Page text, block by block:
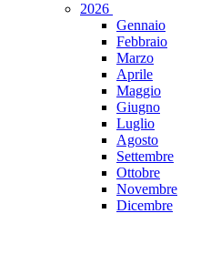
2026
Gennaio
Febbraio
Marzo
Aprile
Maggio
Giugno
Luglio
Agosto
Settembre
Ottobre
Novembre
Dicembre